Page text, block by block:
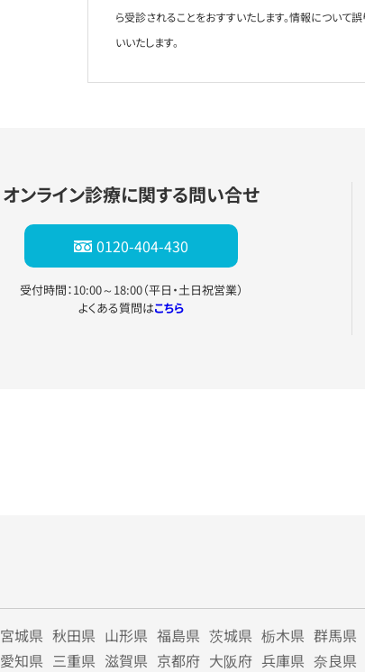
ら受診されることをおすすいたします。情報について
いいたします。
オンライン診療に関する問い合せ
0120-404-430
受付時間：10:00～18:00（平日・土日祝営業）
よくある質問はこちら
宮城県 秋田県 山形県 福島県 茨城県 栃木県 群馬県
愛知県 三重県 滋賀県 京都府 大阪府 兵庫県 奈良県